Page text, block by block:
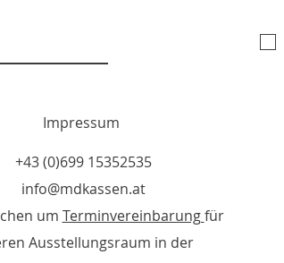
Impressum
+43 (0)699 15352535
info@mdkassen.at
um Terminvereinbarungfür
Ausstellungsraum in der